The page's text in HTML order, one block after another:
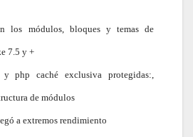
los módulos, bloques y temas de
7.5 y +
php caché exclusiva protegidas:,
de módulos
a extremos rendimiento